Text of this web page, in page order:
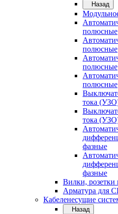
Назад
полюсные
полюсные
полюсные
полюсные
тока
тока
фазные
фазные
Вилки, розетки
Арматура для
Кабеленесущие
Назад